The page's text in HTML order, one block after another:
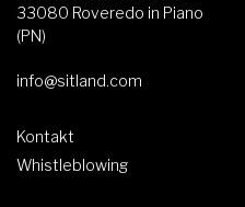
33080 Roveredo in Piano
(PN)
info@sitland.com
Kontakt
Whistleblowing